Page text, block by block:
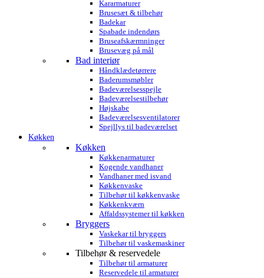
Kararmaturer
Brusesæt & tilbehør
Badekar
Spabade indendørs
Bruseafskærmninger
Brusevæg på mål
Bad interiør
Håndklædetørrere
Baderumsmøbler
Badeværelsesspejle
Badeværelsestilbehør
Højskabe
Badeværelsesventilatorer
Spejllys til badeværelset
Køkken
Køkken
Køkkenarmaturer
Kogende vandhaner
Vandhaner med isvand
Køkkenvaske
Tilbehør til køkkenvaske
Køkkenkværn
Affaldssystemer til køkken
Bryggers
Vaskekar til bryggers
Tilbehør til vaskemaskiner
Tilbehør & reservedele
Tilbehør til armaturer
Reservedele til armaturer